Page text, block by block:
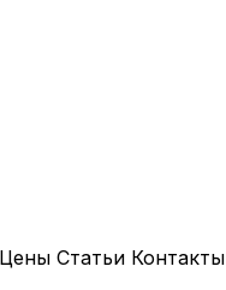
Цены Статьи Контакты